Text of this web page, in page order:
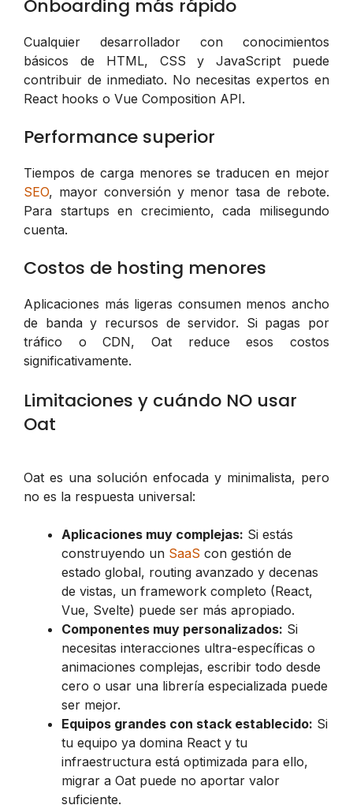
Onboarding más rápido
Cualquier desarrollador con conocimientos
básicos de HTML, CSS y JavaScript puede
contribuir de inmediato. No necesitas expertos en
React hooks o Vue Composition API.
Performance superior
Tiempos de carga menores se traducen en mejor
SEO, mayor conversión y menor tasa de rebote.
Para startups en crecimiento, cada milisegundo
cuenta.
Costos de hosting menores
Aplicaciones más ligeras consumen menos ancho
de banda y recursos de servidor. Si pagas por
tráfico o CDN, Oat reduce esos costos
significativamente.
Limitaciones y cuándo NO usar
Oat
Oat es una solución enfocada y minimalista, pero
no es la respuesta universal:
Aplicaciones muy complejas: Si estás
construyendo un SaaS con gestión de
estado global, routing avanzado y decenas
de vistas, un framework completo (React,
Vue, Svelte) puede ser más apropiado.
Componentes muy personalizados: Si
necesitas interacciones ultra-específicas o
animaciones complejas, escribir todo desde
cero o usar una librería especializada puede
ser mejor.
Equipos grandes con stack establecido: Si
tu equipo ya domina React y tu
infraestructura está optimizada para ello,
migrar a Oat puede no aportar valor
suficiente.